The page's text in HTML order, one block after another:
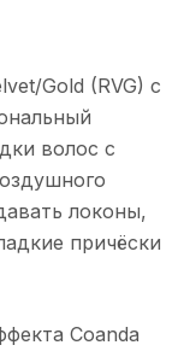
Gold (RVG) с
волос с
локоны,
причёски
Coanda